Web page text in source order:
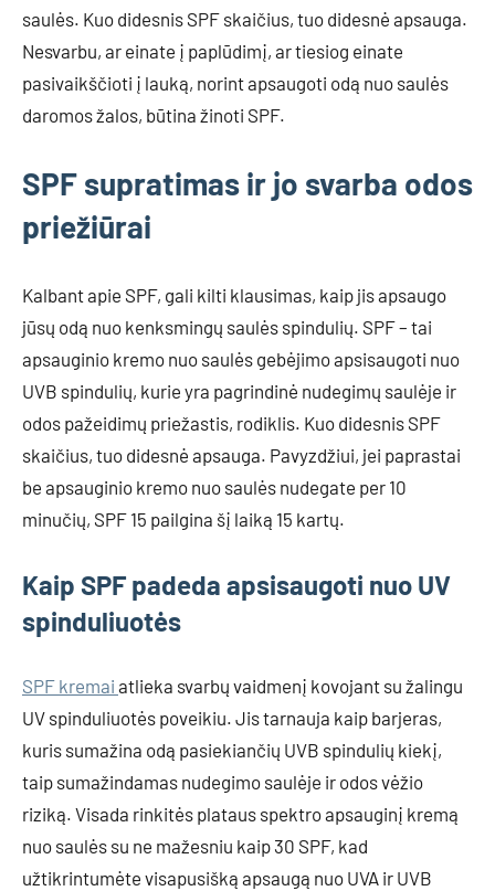
saulės. Kuo didesnis SPF skaičius, tuo didesnė apsauga.
Nesvarbu, ar einate į paplūdimį, ar tiesiog einate
pasivaikščioti į lauką, norint apsaugoti odą nuo saulės
daromos žalos, būtina žinoti SPF.
SPF supratimas ir jo svarba odos
priežiūrai
Kalbant apie SPF, gali kilti klausimas, kaip jis apsaugo
jūsų odą nuo kenksmingų saulės spindulių. SPF – tai
apsauginio kremo nuo saulės gebėjimo apsisaugoti nuo
UVB spindulių, kurie yra pagrindinė nudegimų saulėje ir
odos pažeidimų priežastis, rodiklis. Kuo didesnis SPF
skaičius, tuo didesnė apsauga. Pavyzdžiui, jei paprastai
be apsauginio kremo nuo saulės nudegate per 10
minučių, SPF 15 pailgina šį laiką 15 kartų.
Kaip SPF padeda apsisaugoti nuo UV
spinduliuotės
SPF kremai atlieka svarbų vaidmenį kovojant su žalingu
UV spinduliuotės poveikiu. Jis tarnauja kaip barjeras,
kuris sumažina odą pasiekiančių UVB spindulių kiekį,
taip sumažindamas nudegimo saulėje ir odos vėžio
riziką. Visada rinkitės plataus spektro apsauginį kremą
nuo saulės su ne mažesniu kaip 30 SPF, kad
užtikrintumėte visapusišką apsaugą nuo UVA ir UVB